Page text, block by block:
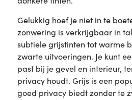
Gelukkig hoef je niet in te
zonwering is verkrijgbaar in
subtiele grijstinten tot warme
zwarte uitvoeringen. Je kunt
past bij je gevel en interieur,
privacy houdt. Grijs is een
goed privacy biedt zonder te